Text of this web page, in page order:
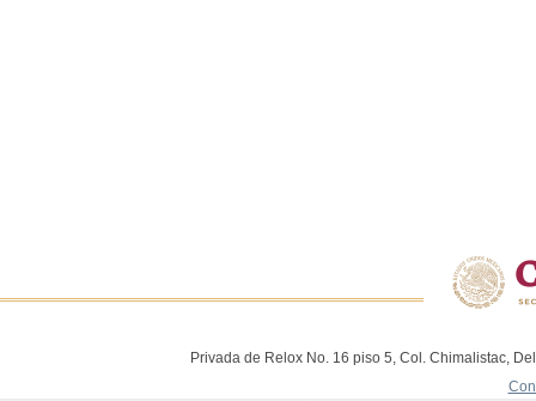
Privada de Relox No. 16 piso 5, Col. Chimalistac,